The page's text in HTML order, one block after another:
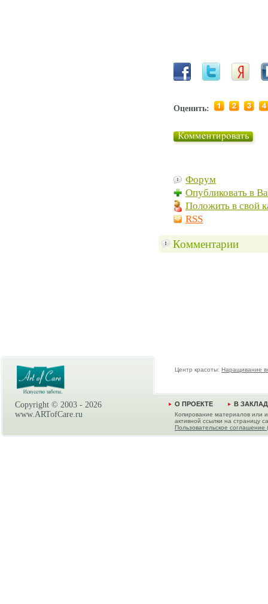
Оценить:
Форум
Опубликовать в
Положить в свой
RSS
Комментарии
Copyright © 2003 - 2026
www.ARTofCare.ru
Центр красоты: Наращивание
О ПРОЕКТЕ В
Копирование материалов или
активной ссылки на страницу
Пользовательское